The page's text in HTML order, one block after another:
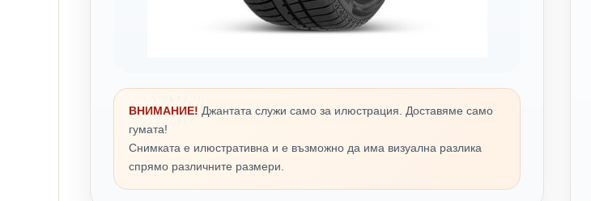
ВНИМАНИЕ! Джантата служи само за илюстрация. Доставяме само
гумата!
Снимката е илюстративна и е възможно да има визуална разлика
спрямо различните размери.